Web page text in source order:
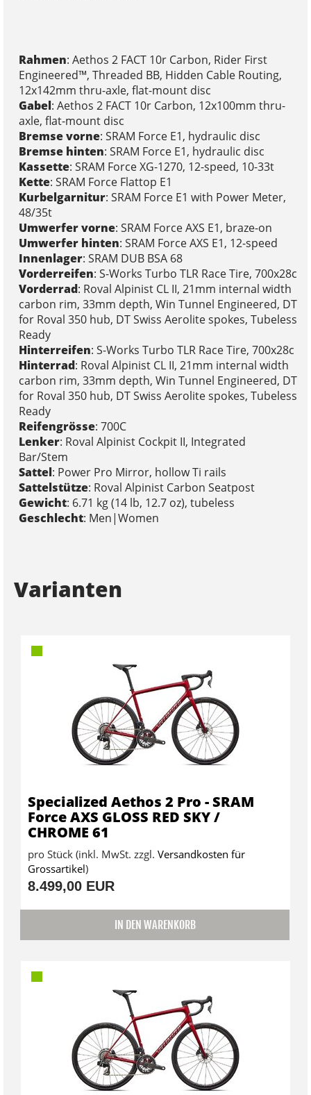
Rahmen: Aethos 2 FACT 10r Carbon, Rider First
Engineered™, Threaded BB, Hidden Cable Routing,
12x142mm thru-axle, flat-mount disc
Gabel: Aethos 2 FACT 10r Carbon, 12x100mm thru-
axle, flat-mount disc
Bremse vorne: SRAM Force E1, hydraulic disc
Bremse hinten: SRAM Force E1, hydraulic disc
Kassette: SRAM Force XG-1270, 12-speed, 10-33t
Kette: SRAM Force Flattop E1
Kurbelgarnitur: SRAM Force E1 with Power Meter,
48/35t
Umwerfer vorne: SRAM Force AXS E1, braze-on
Umwerfer hinten: SRAM Force AXS E1, 12-speed
Innenlager: SRAM DUB BSA 68
Vorderreifen: S-Works Turbo TLR Race Tire, 700x28c
Vorderrad: Roval Alpinist CL II, 21mm internal width
carbon rim, 33mm depth, Win Tunnel Engineered, DT
for Roval 350 hub, DT Swiss Aerolite spokes, Tubeless
Ready
Hinterreifen: S-Works Turbo TLR Race Tire, 700x28c
Hinterrad: Roval Alpinist CL II, 21mm internal width
carbon rim, 33mm depth, Win Tunnel Engineered, DT
for Roval 350 hub, DT Swiss Aerolite spokes, Tubeless
Ready
Reifengrösse: 700C
Lenker: Roval Alpinist Cockpit II, Integrated
Bar/Stem
Sattel: Power Pro Mirror, hollow Ti rails
Sattelstütze: Roval Alpinist Carbon Seatpost
Gewicht: 6.71 kg (14 lb, 12.7 oz), tubeless
Geschlecht: Men|Women
Varianten
Specialized Aethos 2 Pro - SRAM
Force AXS GLOSS RED SKY /
CHROME 61
pro Stück (inkl. MwSt. zzgl. Versandkosten für
Grossartikel)
8.499,00 EUR
IN DEN WARENKORB